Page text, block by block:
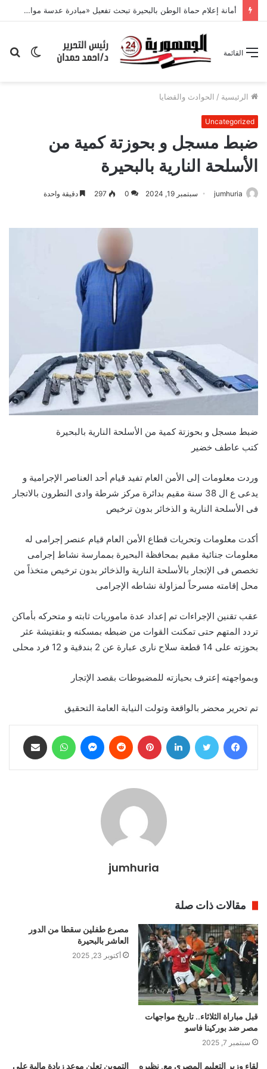
أمانة إعلام حماة الوطن بالبحيرة تبحث تفعيل «مبادرة عدسة مواطن» وتكثيف التواصل مع القرى
الوضع
القائمة
الرئيسية / الحوادث والقضايا
Uncategorized
ضبط مسجل و بحوزتة كمية من
الأسلحة النارية بالبحيرة
jumhuria سبتمبر 19, 2024 0
297 دقيقة واحدة
ضبط مسجل و بحوزتة كمية من الأسلحة النارية بالبحيرة
كتب عاطف خضير
وردت معلومات إلى الأمن العام تفيد قيام أحد العناصر الإجرامية و
يدعى ع ال 38 سنة مقيم بدائرة مركز شرطة وادى النطرون بالاتجار
فى الأسلحة النارية و الذخائر بدون ترخيص
أكدت معلومات وتحريات قطاع الأمن العام قيام عنصر إجرامى له
معلومات جنائية مقيم بمحافظة البحيرة بممارسة نشاط إجرامى
تخصص فى الإتجار بالأسلحة النارية والذخائر بدون ترخيص متخذاً من
محل إقامته مسرحاً لمزاولة نشاطه الإجرامى
عقب تقنين الإجراءات تم إعداد عدة ماموريات ثابته و متحركه بأماكن
تردد المتهم حتى تمكنت القوات من ضبطه بمسكنه و بتفتيشة عثر
بحوزته على 14 قطعة سلاح نارى عبارة عن 2 بندقية و 12 فرد محلى
وبمواجهته إعترف بحيازته للمضبوطات بقصد الإتجار
تم تحرير محضر بالواقعة وتولت النيابة العامة التحقيق
فيسبوك تويتر لينكدإن بينتيريست ماسنجر واتساب
jumhuria
مقالات ذات صلة
قبل مباراة الثلاثاء.. تاريخ مواجهات
مصر ضد بوركينا فاسو
سبتمبر 7, 2025
مصرع طفلين سقطا من الدور
العاشر بالبحيرة
أكتوبر 23, 2025
لقاء وزير التعليم المصرى مع. نظيره التموين تعلن موعد زيادة مالية علي